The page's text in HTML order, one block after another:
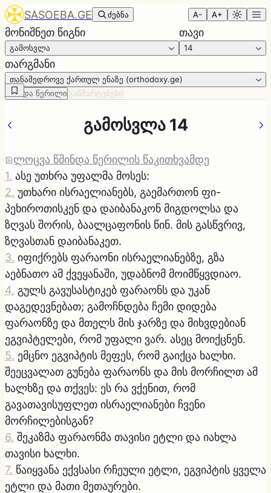
SASOEBA.GE ძებნა A- A+
მონიშნეთ წიგნი
გამოსვლა
თავი
14
თარგმანი
თანამედროვე ქართულ ენაზე (orthodoxy.ge)
წმინდა წერილი განმარტებები
გამოსვლა 14
ლოცვა წმინდა წერილის წაკითხვამდე
1. ასე უთხრა უფალმა მოსეს:
2. უთხარი ისრაელიანებს, გაემართონ ფი-
პეხიროთისკენ და დაიბანაკონ მიგდოლსა და
ზღვას შორის, ბაალცაფონის წინ. მის გასწვრივ,
ზღვასთან დაიბანაკეთ.
3. იფიქრებს ფარაონი ისრაელიანებზე, გზა
აებნათო ამ ქვეყანაში, უდაბნომ მოიმწყვდიაო.
4. გულს გავუსასტიკებ ფარაონს და უკან
დაგედევნებათ; გამოჩნდება ჩემი დიდება
ფარაონზე და მთელს მის ჯარზე და მიხვდებიან
ეგვიპტელები, რომ უფალი ვარ. ასეც მოიქცნენ.
5. ემცნო ეგვიპტის მეფეს, რომ გაიქცა ხალხი.
შეეცვალათ გუნება ფარაონს და მის მორჩილთ ამ
ხალხზე და თქვეს: ეს რა ვქენით, რომ
გავათავისუფლეთ ისრაელიანები ჩვენი
მორჩილებისგან?
6. შეკაზმა ფარაონმა თავისი ეტლი და იახლა
თავისი ხალხი.
7. წაიყვანა ექვსასი რჩეული ეტლი, ეგვიპტის ყველა
ეტლი და მათი მეთაურები.